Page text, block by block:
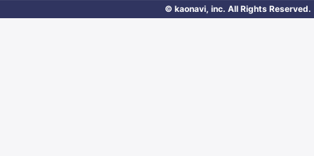
© kaonavi, inc. All Rights Reserved.